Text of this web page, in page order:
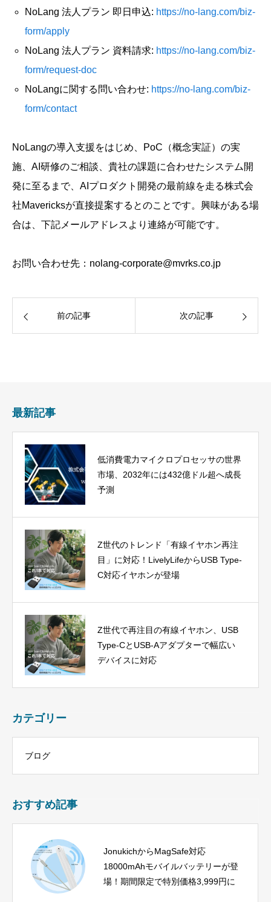
NoLang 法人プラン 即日申込: https://no-lang.com/biz-
form/apply
NoLang 法人プラン 資料請求: https://no-lang.com/biz-
form/request-doc
NoLangに関する問い合わせ: https://no-lang.com/biz-
form/contact
NoLangの導入支援をはじめ、PoC（概念実証）の実
施、AI研修のご相談、貴社の課題に合わせたシステム開
発に至るまで、AIプロダクト開発の最前線を走る株式会
社Mavericksが直接提案するとのことです。興味がある場
合は、下記メールアドレスより連絡が可能です。
お問い合わせ先：nolang-corporate@mvrks.co.jp
前の記事 次の記事
最新記事
低消費電力マイクロプロセッサの世界
市場、2032年には432億ドル超へ成長
予測
Z世代のトレンド「有線イヤホン再注
目」に対応！LivelyLifeからUSB Type-
C対応イヤホンが登場
Z世代で再注目の有線イヤホン、USB
Type-CとUSB-Aアダプターで幅広い
デバイスに対応
カテゴリー
ブログ
おすすめ記事
JonukichからMagSafe対応
18000mAhモバイルバッテリーが登
場！期間限定で特別価格3,999円に